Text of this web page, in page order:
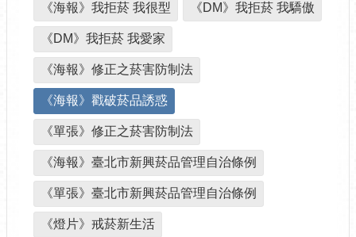
《海報》我拒菸 我很型 《DM》我拒菸 我驕傲
《DM》我拒菸 我愛家
《海報》修正之菸害防制法
《海報》戳破菸品誘惑
《單張》修正之菸害防制法
《海報》臺北市新興菸品管理自治條例
《單張》臺北市新興菸品管理自治條例
《燈片》戒菸新生活